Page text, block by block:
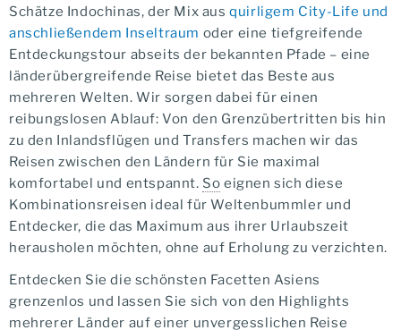
Schätze Indochinas, der Mix ausquirligem City-Life und
anschließendem Inseltraum oder eine tiefgreifende
Entdeckungstour abseits der bekannten Pfade – eine
länderübergreifende Reise bietet das Beste aus
mehreren Welten. Wir sorgen dabei für einen
reibungslosen Ablauf: Von den Grenzübertritten bis hin
zu den Inlandsflügen und Transfers machen wir das
Reisen zwischen den Ländern für Sie maximal
komfortabel und entspannt. So eignen sich diese
Kombinationsreisen ideal für Weltenbummler und
Entdecker, die das Maximum aus ihrer Urlaubszeit
herausholen möchten, ohne auf Erholung zu verzichten.
Entdecken Sie die schönsten Facetten Asiens
grenzenlos und lassen Sie sich von den Highlights
mehrerer Länder auf einer unvergesslichen Reise